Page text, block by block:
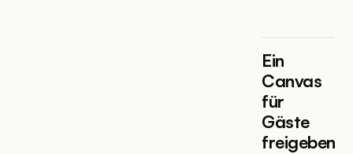
Ein
Canvas
für
Gäste
freigeben